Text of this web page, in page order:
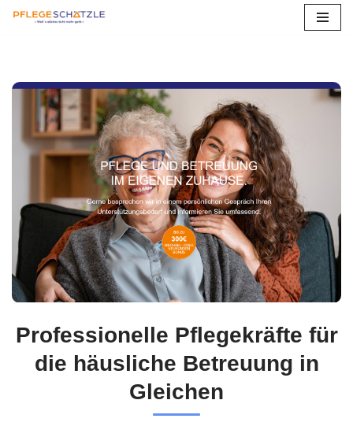
springen
Professionelle Pflegekräfte für
die häusliche Betreuung in
Gleichen